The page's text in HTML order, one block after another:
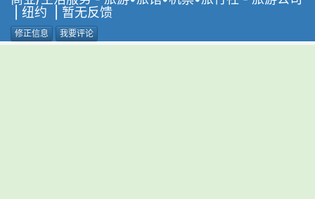
| 纽约 | 暂无反馈
修正信息 我要评论